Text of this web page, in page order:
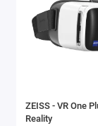
ZEISS - VR One
Reality